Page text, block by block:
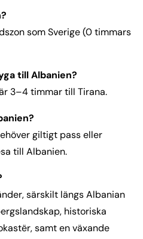
som Sverige (0 timmars
till Albanien?
3–4 timmar till Tirana.
giltigt pass eller
till Albanien.
särskilt längs Albanian
historiska
samt en växande